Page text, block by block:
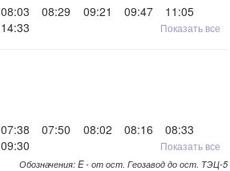
08:03 08:29 09:21 09:47
11:05
14:33 Показать все
07:38 07:50 08:02 08:16
08:33
09:30 Показать все
Обозначения: E - от ост. Геозавод до ост. ТЭЦ-5